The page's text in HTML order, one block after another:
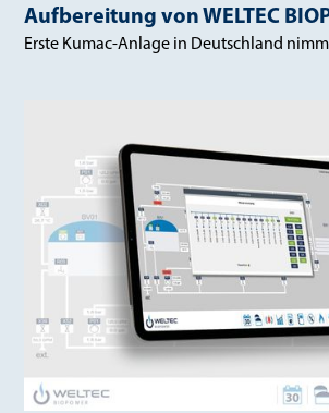
Aufbereitung von WELTEC
Erste Kumac-Anlage in Deutschland